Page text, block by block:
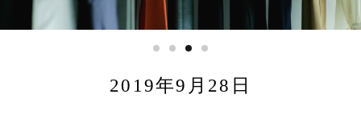
2019年9月28日